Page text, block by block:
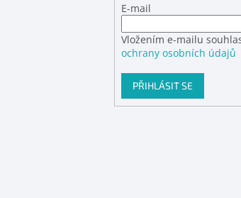
E-mail
Vložením e-mailu
ochrany osobních údajů
PŘIHLÁSIT SE